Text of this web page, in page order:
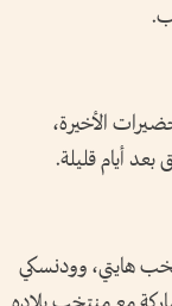
في إطار التحضيرات الأخيرة،
هايتي، وودنسكي